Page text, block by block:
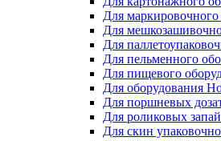
Для
Для
Для
Для пельменного
Для пищевого
Для оборудования
Для поршневых
Для роликовых
Для скин